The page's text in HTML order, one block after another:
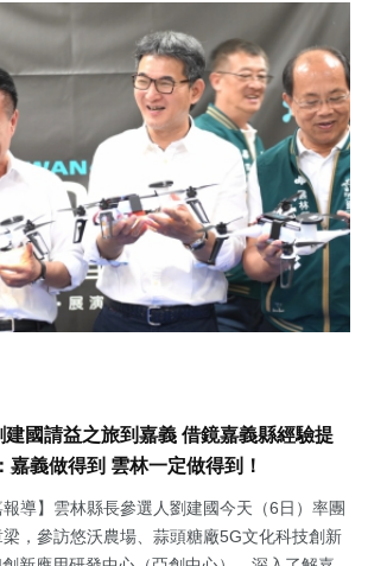
國請益之旅到嘉義 借鏡嘉義縣經驗提
嘉義做得到 雲林一定做得到！
報導】雲林縣長參選人劉建國今天（6日）率團
，參訪悠沃農場、蒜頭糖廠5G文化科技創新